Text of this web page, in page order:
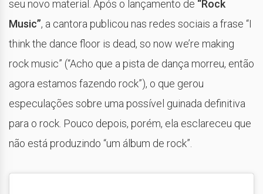
seu novo material. Após o lançamento de “Rock
Music”, a cantora publicou nas redes sociais a frase “I
think the dance floor is dead, so now we’re making
rock music” (“Acho que a pista de dança morreu, então
agora estamos fazendo rock”), o que gerou
especulações sobre uma possível guinada definitiva
para o rock. Pouco depois, porém, ela esclareceu que
não está produzindo “um álbum de rock”.